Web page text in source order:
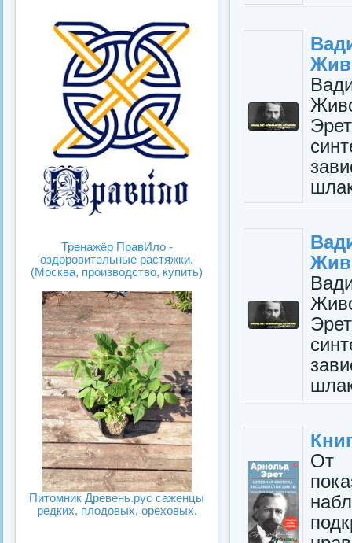
От
Тренажёр ПравИло -
оздоровительные растяжки.
(Москва, производство, купить)
Питомник Древень.рус саженцы
редких, плодовых, ореховых.